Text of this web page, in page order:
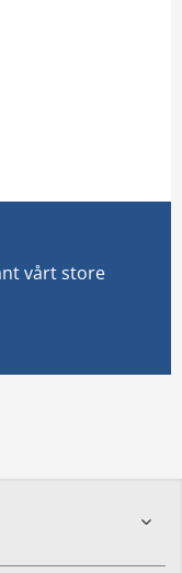
vårt store